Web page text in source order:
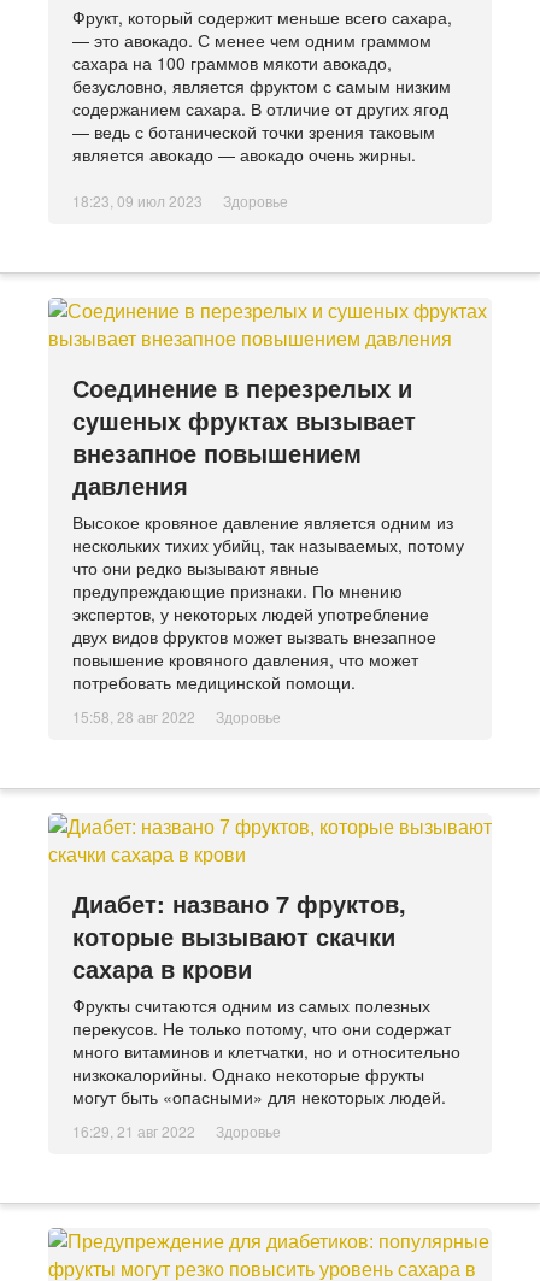
Фрукт, который содержит меньше всего сахара,
— это авокадо. С менее чем одним граммом
сахара на 100 граммов мякоти авокадо,
безусловно, является фруктом с самым низким
содержанием сахара. В отличие от других ягод
— ведь с ботанической точки зрения таковым
является авокадо — авокадо очень жирны.
18:23, 09 июл 2023 Здоровье
Соединение в перезрелых и
сушеных фруктах вызывает
внезапное повышением
давления
Высокое кровяное давление является одним из
нескольких тихих убийц, так называемых, потому
что они редко вызывают явные
предупреждающие признаки. По мнению
экспертов, у некоторых людей употребление
двух видов фруктов может вызвать внезапное
повышение кровяного давления, что может
потребовать медицинской помощи.
15:58, 28 авг 2022 Здоровье
Диабет: названо 7 фруктов,
которые вызывают скачки
сахара в крови
Фрукты считаются одним из самых полезных
перекусов. Не только потому, что они содержат
много витаминов и клетчатки, но и относительно
низкокалорийны. Однако некоторые фрукты
могут быть «опасными» для некоторых людей.
16:29, 21 авг 2022 Здоровье